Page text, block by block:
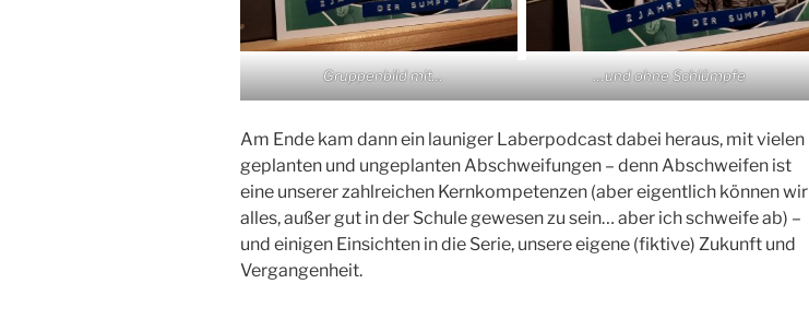
Gruppenbild mit… …und ohne Schlümpfe
Am Ende kam dann ein launiger Laberpodcast dabei heraus, mit vielen
geplanten und ungeplanten Abschweifungen – denn Abschweifen ist
eine unserer zahlreichen Kernkompetenzen (aber eigentlich können wir
alles, außer gut in der Schule gewesen zu sein… aber ich schweife ab) –
und einigen Einsichten in die Serie, unsere eigene (fiktive) Zukunft und
Vergangenheit.